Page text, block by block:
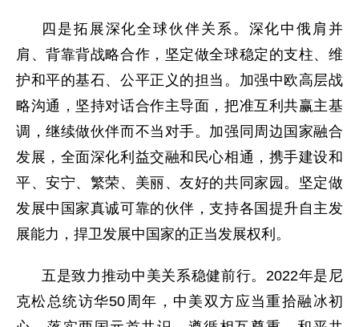
四是拓展深化全球伙伴关系。深化中俄肩并
肩、背靠背战略合作，坚定做全球稳定的支柱、维
护和平的基石、公平正义的担当。加强中欧高层战
略沟通，坚持对话合作主导面，把准互利共赢主基
调，继续做伙伴而不当对手。加强同周边国家融合
发展，全面深化利益交融和民心相通，携手建设和
平、安宁、繁荣、美丽、友好的共同家园。坚定做
发展中国家真诚可靠的伙伴，支持各国提升自主发
展能力，捍卫发展中国家的正当发展权利。
五是致力推动中美关系稳健前行。2022年是尼
克松总统访华50周年，中美双方应当重拾融冰初